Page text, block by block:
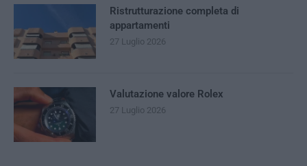
Ristrutturazione completa di
appartamenti
27 Luglio 2026
Valutazione valore Rolex
27 Luglio 2026